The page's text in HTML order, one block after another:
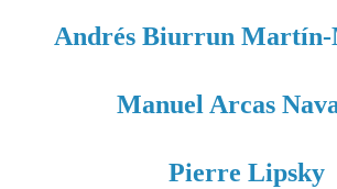
Andrés Biurrun Martín-
Manuel Arcas
Pierre Lipsky